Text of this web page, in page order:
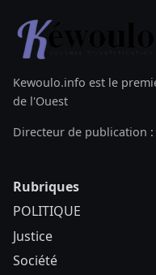
Kewoulo.info est le
de l'Ouest
Directeur de publication :
Rubriques
POLITIQUE
Justice
Société